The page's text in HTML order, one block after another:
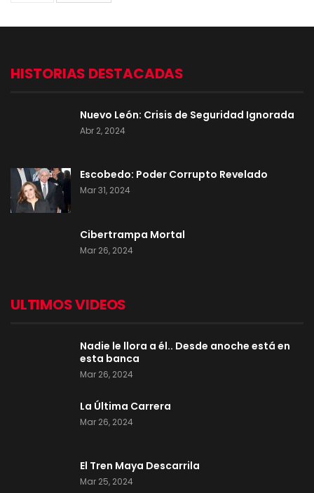
HISTORIAS DESTACADAS
Nuevo León: Crisis de Seguridad Ignorada
Abr 2, 2024
Escobedo: Poder Corrupto Revelado
Mar 31, 2024
Cibertrampa Mortal
Mar 26, 2024
ULTIMOS VIDEOS
Nadie le llora a él.. Desde anoche está en
esta banca
Mar 26, 2024
La Última Carrera
Mar 26, 2024
El Tren Maya Descarrila
Mar 25, 2024